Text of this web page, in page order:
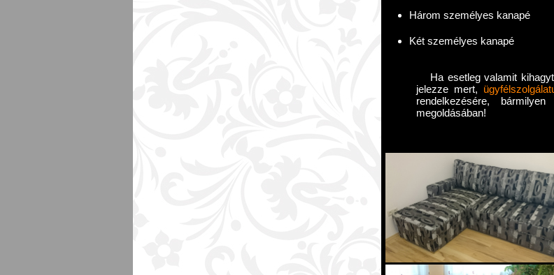
Három személyes kanapé
Két személyes kanapé
Ha esetleg valamit
jelezze mert,
rendelkezésére,
megoldásában!